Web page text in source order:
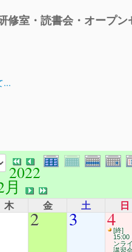
修室・読書会・オープン
...
2022
木 金 土 日
2 3 4[終]
15:00
ンラ
講習